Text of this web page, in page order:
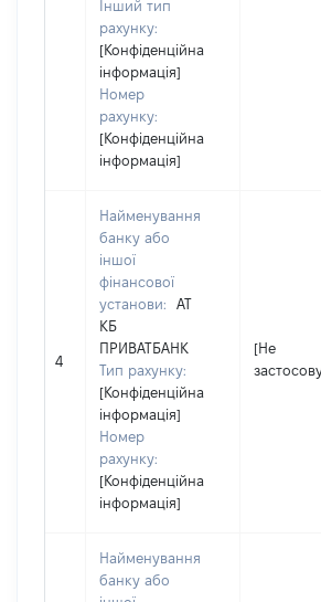
Інший тип
рахунку:
[Конфіденційна
інформація]
Номер
рахунку:
[Конфіденційна
інформація]
4
Найменування
банку або
іншої
фінансової
установи:
АТ
КБ
ПРИВАТБАНК
Тип рахунку:
[Конфіденційна
інформація]
Номер
рахунку:
[Конфіденційна
інформація]
[Не
Найменування
банку або